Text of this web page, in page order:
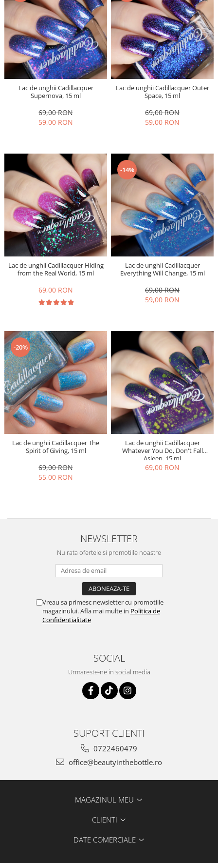
Lac de unghii Cadillacquer
Supernova, 15 ml
69,00 RON
59,00 RON
Lac de unghii Cadillacquer Outer
Space, 15 ml
69,00 RON
59,00 RON
Lac de unghii Cadillacquer Hiding
from the Real World, 15 ml
69,00 RON
-14%
Lac de unghii Cadillacquer
Everything Will Change, 15 ml
69,00 RON
59,00 RON
-20%
Lac de unghii Cadillacquer The
Spirit of Giving, 15 ml
69,00 RON
55,00 RON
Lac de unghii Cadillacquer
Whatever You Do, Don't Fall
Asleep, 15 ml
69,00 RON
NEWSLETTER
Nu rata ofertele si promotiile noastre
Vreau sa primesc newsletter cu promotiile
magazinului. Afla mai multe in Politica de
Confidentialitate
SOCIAL
Urmareste-ne in social media
SUPORT CLIENTI
0722460479
office@beautyinthebottle.ro
MAGAZINUL MEU
CLIENTI
DATE COMERCIALE